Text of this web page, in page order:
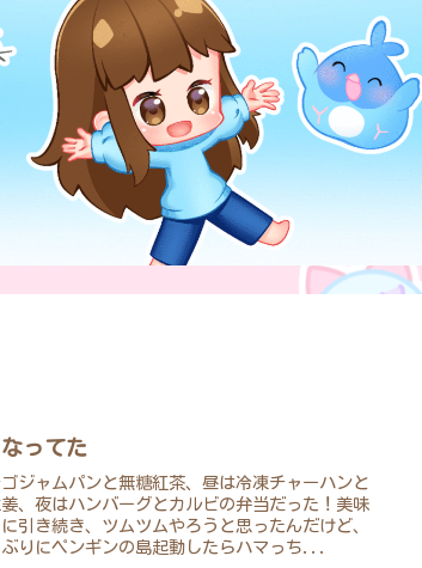
ってた
ジャムパンと無糖紅茶、昼は冷凍チャーハンと
姜、夜はハンバーグとカルビの弁当だった！美味
引き続き、ツムツムやろうと思ったんだけど、
りにペンギンの島起動したらハマっち...